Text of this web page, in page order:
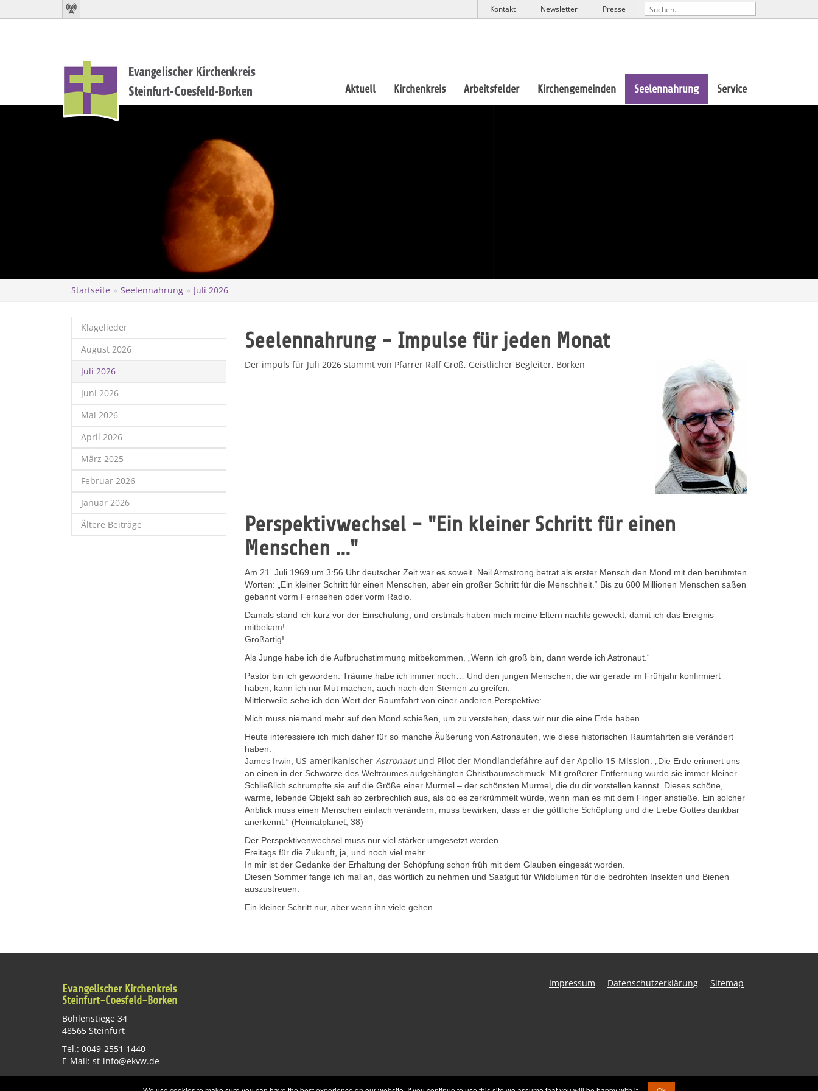
Presse
Newsletter
Kontakt
Aktuell Kirchenkreis Arbeitsfelder Kirchengemeinden Seelennahrung Service
Startseite Seelennahrung Juli 2026
Klagelieder
August 2026
Juli 2026
Juni 2026
Mai 2026
April 2026
März 2025
Februar 2026
Januar 2026
Ältere Beiträge
Seelennahrung - Impulse für jeden Monat
Der impuls für Juli 2026 stammt von Pfarrer Ralf Groß, Geistlicher Begleiter, Borken
Perspektivwechsel - "Ein kleiner Schritt für einen
Menschen ..."
Am 21. Juli 1969 um 3:56 Uhr deutscher Zeit war es soweit. Neil Armstrong betrat als erster Mensch den Mond mit den berühmten
Worten: „Ein kleiner Schritt für einen Menschen, aber ein großer Schritt für die Menschheit.“ Bis zu 600 Millionen Menschen saßen
gebannt vorm Fernsehen oder vorm Radio.
Damals stand ich kurz vor der Einschulung, und erstmals haben mich meine Eltern nachts geweckt, damit ich das Ereignis
mitbekam!
Großartig!
Als Junge habe ich die Aufbruchstimmung mitbekommen. „Wenn ich groß bin, dann werde ich Astronaut.“
Pastor bin ich geworden. Träume habe ich immer noch… Und den jungen Menschen, die wir gerade im Frühjahr konfirmiert
haben, kann ich nur Mut machen, auch nach den Sternen zu greifen.
Mittlerweile sehe ich den Wert der Raumfahrt von einer anderen Perspektive:
Mich muss niemand mehr auf den Mond schießen, um zu verstehen, dass wir nur die eine Erde haben.
Heute interessiere ich mich daher für so manche Äußerung von Astronauten, wie diese historischen Raumfahrten sie verändert
haben.
James Irwin, US-amerikanischer Astronautund Pilot der Mondlandefähre auf der Apollo-15-Mission: „Die Erde erinnert uns
an einen in der Schwärze des Weltraumes aufgehängten Christbaumschmuck. Mit größerer Entfernung wurde sie immer kleiner.
Schließlich schrumpfte sie auf die Größe einer Murmel – der schönsten Murmel, die du dir vorstellen kannst. Dieses schöne,
warme, lebende Objekt sah so zerbrechlich aus, als ob es zerkrümmelt würde, wenn man es mit dem Finger anstieße. Ein solcher
Anblick muss einen Menschen einfach verändern, muss bewirken, dass er die göttliche Schöpfung und die Liebe Gottes dankbar
anerkennt.“ (Heimatplanet, 38)
Der Perspektivenwechsel muss nur viel stärker umgesetzt werden.
Freitags für die Zukunft, ja, und noch viel mehr.
In mir ist der Gedanke der Erhaltung der Schöpfung schon früh mit dem Glauben eingesät worden.
Diesen Sommer fange ich mal an, das wörtlich zu nehmen und Saatgut für Wildblumen für die bedrohten Insekten und Bienen
auszustreuen.
Ein kleiner Schritt nur, aber wenn ihn viele gehen…
Evangelischer Kirchenkreis
Steinfurt-Coesfeld-Borken
Bohlenstiege 34
48565 Steinfurt
Tel.: 0049-2551 1440
E-Mail: st-info@ekvw.de
Impressum Datenschutzerklärung Sitemap